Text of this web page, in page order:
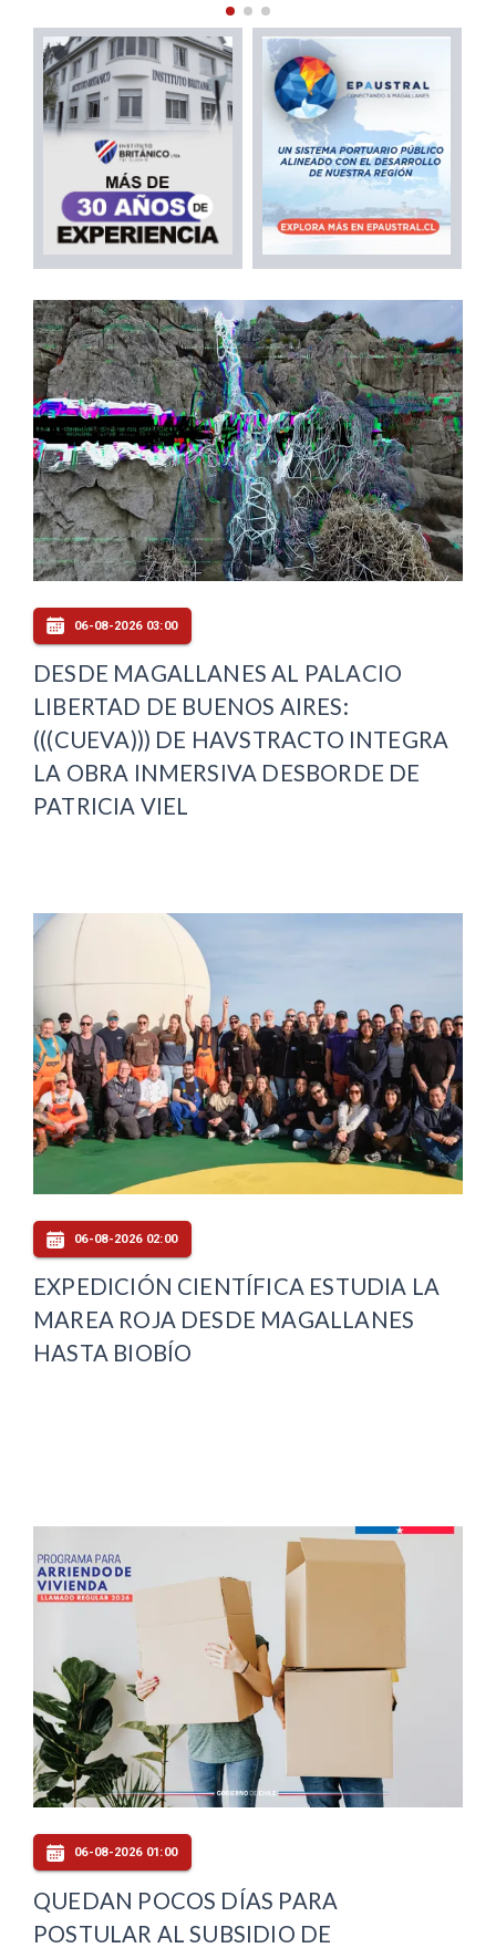
06-08-2026 03:00
DESDE MAGALLANES AL PALACIO
LIBERTAD DE BUENOS AIRES:
(((CUEVA))) DE HAVSTRACTO INTEGRA
LA OBRA INMERSIVA DESBORDE DE
PATRICIA VIEL
06-08-2026 02:00
EXPEDICIÓN CIENTÍFICA ESTUDIA LA
MAREA ROJA DESDE MAGALLANES
HASTA BIOBÍO
06-08-2026 01:00
QUEDAN POCOS DÍAS PARA
POSTULAR AL SUBSIDIO DE